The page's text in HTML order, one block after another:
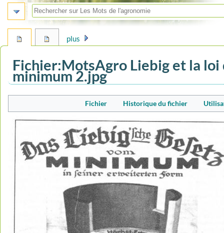
Fichier:MotsAgro Liebig et la loi
minimum 2.jpg
à
à
Fichier Historique du fichier
plus